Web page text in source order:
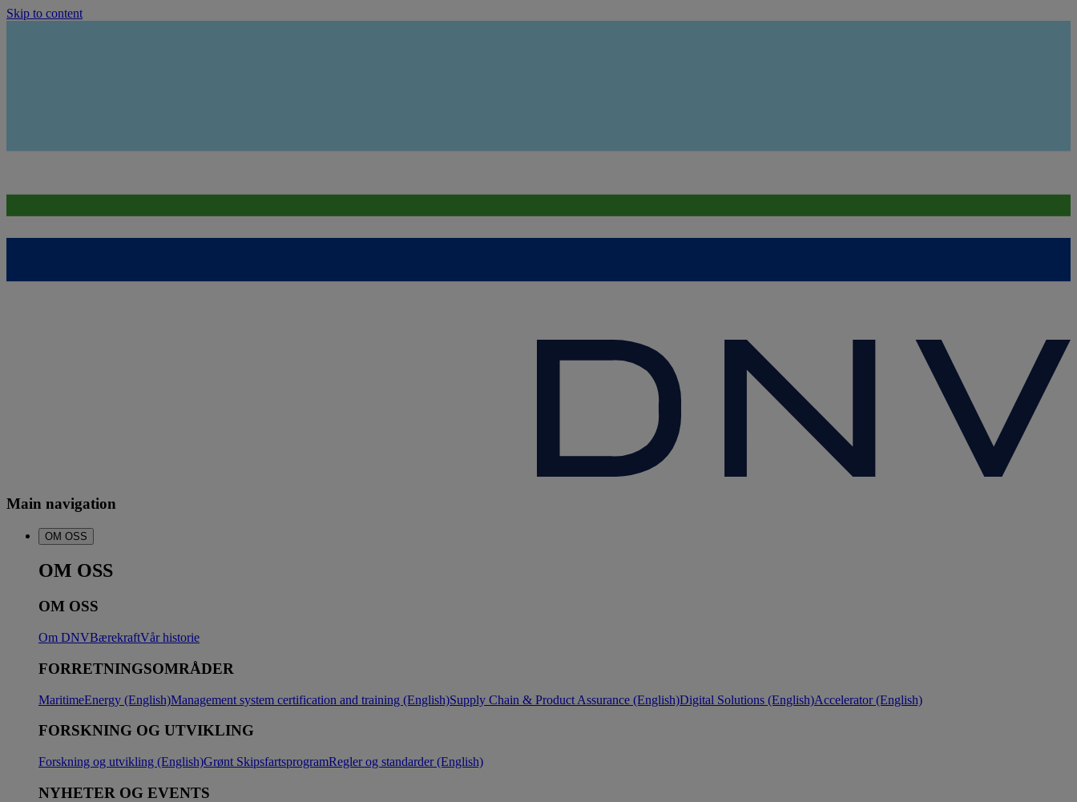
Skip to content
Main navigation
OM OSS
OM OSS
OM OSS
Om DNVBærekraftVår historie
FORRETNINGSOMRÅDER
MaritimeEnergy (English)Management system certification and training (English)Supply Chain & Product Assurance (English)Digital Solutions (English)Accelerator (English)
FORSKNING OG UTVIKLING
Forskning og utvikling (English)Grønt SkipsfartsprogramRegler og standarder (English)
NYHETER OG EVENTS